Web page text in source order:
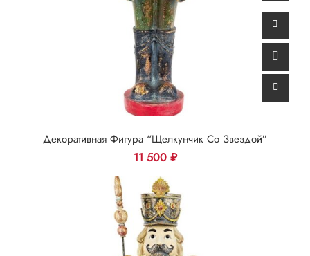
Декоративная Фигура “Щелкунчик Со Звездой”
11 500 ₽